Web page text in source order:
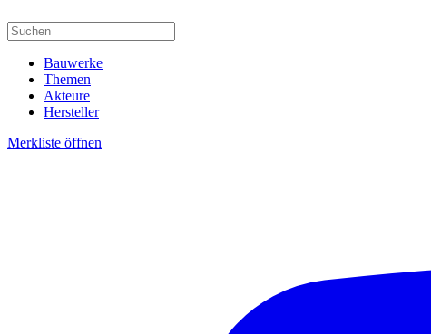
Bauwerke
Themen
Akteure
Hersteller
Merkliste öffnen